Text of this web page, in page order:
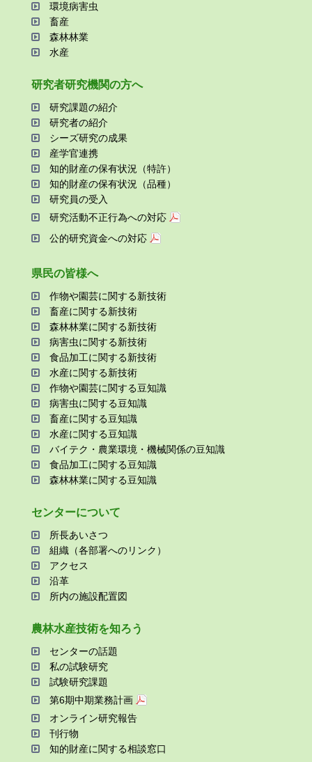
環境病害⾍
畜産
森林林業
⽔産
研究者研究機関の⽅へ
研究課題の紹介
研究者の紹介
シーズ研究の成果
産学官連携
知的財産の保有状況（特許）
知的財産の保有状況（品種）
研究員の受⼊
研究活動不正⾏為への対応
公的研究資金への対応
県⺠の皆様へ
作物や園芸に関する新技術
畜産に関する新技術
森林林業に関する新技術
病害⾍に関する新技術
⾷品加⼯に関する新技術
⽔産に関する新技術
作物や園芸に関する⾖知識
病害⾍に関する⾖知識
畜産に関する⾖知識
⽔産に関する⾖知識
バイテク・農業環境・機械関係の⾖知識
⾷品加⼯に関する⾖知識
森林林業に関する⾖知識
センターについて
所⻑あいさつ
組織（各部署へのリンク）
アクセス
沿⾰
所内の施設配置図
農林⽔産技術を知ろう
センターの話題
私の試験研究
試験研究課題
第6期中期業務計画
オンライン研究報告
刊⾏物
知的財産に関する相談窓⼝